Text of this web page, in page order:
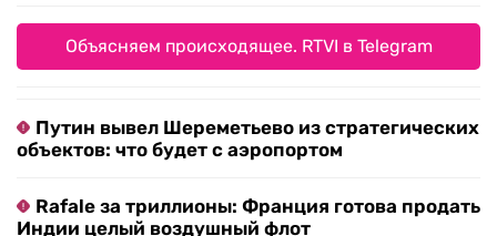
Объясняем происходящее. RTVI в Telegram
Путин вывел Шереметьево из стратегических
объектов: что будет с аэропортом
Rafale за триллионы: Франция готова продать
Индии целый воздушный флот